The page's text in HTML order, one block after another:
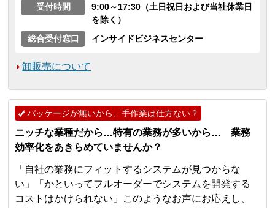
受付時間
9:00～17:30（土日祝日および当社休業日
を除く）
総合受付窓口
インサイドビジネスセンター
卸販売について
パッケージが無いから、手作業は仕方ない？
ニッチな業種だから…特有の業務が多いから… 業務
効率化をあきらめていませんか？
「自社の業務にフィットするシステムが見つからな
い」「かといってフルオーダーでシステムを開発する
コストはかけられない」このようなお声にお応えし、